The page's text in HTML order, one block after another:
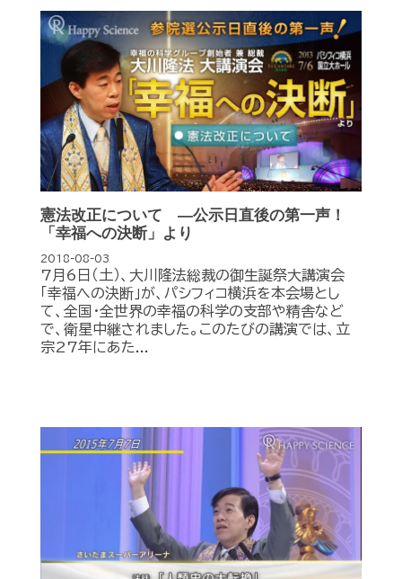
憲法改正について ―公示日直後の第一声！
「幸福への決断」より
2018-08-03
7月6日（土）、大川隆法総裁の御生誕祭大講演会
「幸福への決断」が、パシフィコ横浜­を本会場とし
て、全国・全世界の幸福の科学の支部や精舎など
で、衛星中継されました。このたびの講演では、立
宗27年にあた...